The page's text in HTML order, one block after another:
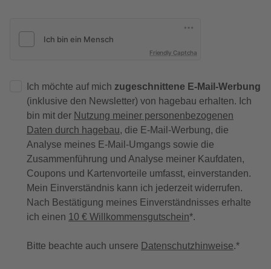
Friendly Captcha
Ich möchte auf mich zugeschnittene E-Mail-Werbung
(inklusive den Newsletter) von hagebau erhalten. Ich
bin mit der Nutzung meiner personenbezogenen
Daten durch hagebau, die E-Mail-Werbung, die
Analyse meines E-Mail-Umgangs sowie die
Zusammenführung und Analyse meiner Kaufdaten,
Coupons und Kartenvorteile umfasst, einverstanden.
Mein Einverständnis kann ich jederzeit widerrufen.
Nach Bestätigung meines Einverständnisses erhalte
ich einen 10 € Willkommensgutschein*.
Bitte beachte auch unsere Datenschutzhinweise.